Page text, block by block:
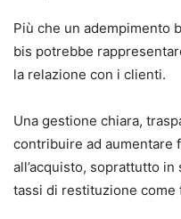
Più che un adempimento
bis potrebbe
la relazione con i clienti.
Una gestione chiara,
contribuire ad aumentare
all’acquisto, soprattutto
tassi di restituzione come